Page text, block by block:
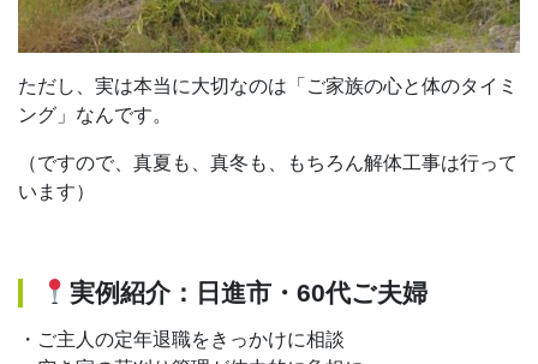
ただし、実は本当に大切なのは「ご家族の心と体のタイミ
ング」なんです。
（ですので、真夏も、真冬も、もちろん解体工事は行って
います）
実例紹介：日進市・60代ご夫婦
・ご主人の定年退職をきっかけに相談